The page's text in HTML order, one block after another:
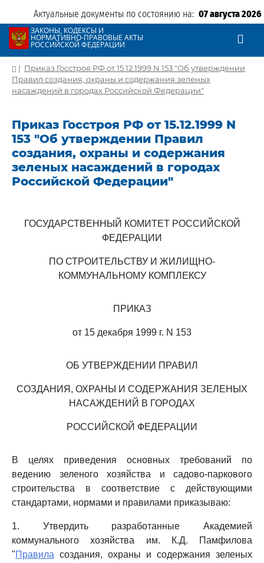
Актуальные документы по состоянию на: 07 августа 2026
ЗАКОНЫ, КОДЕКСЫ И
НОРМАТИВНО-ПРАВОВЫЕ АКТЫ
РОССИЙСКОЙ ФЕДЕРАЦИИ
| Приказ Госстроя РФ от 15.12.1999 N 153 "Об утверждении
Правил создания, охраны и содержания зеленых
насаждений в городах Российской Федерации"
Приказ Госстроя РФ от 15.12.1999 N
153 "Об утверждении Правил
создания, охраны и содержания
зеленых насаждений в городах
Российской Федерации"
ГОСУДАРСТВЕННЫЙ КОМИТЕТ РОССИЙСКОЙ
ФЕДЕРАЦИИ
ПО СТРОИТЕЛЬСТВУ И ЖИЛИЩНО-
КОММУНАЛЬНОМУ КОМПЛЕКСУ
ПРИКАЗ
от 15 декабря 1999 г. N 153
ОБ УТВЕРЖДЕНИИ ПРАВИЛ
СОЗДАНИЯ, ОХРАНЫ И СОДЕРЖАНИЯ ЗЕЛЕНЫХ
НАСАЖДЕНИЙ В ГОРОДАХ
РОССИЙСКОЙ ФЕДЕРАЦИИ
В целях приведения основных требований по
ведению зеленого хозяйства и садово-паркового
строительства в соответствие с действующими
стандартами, нормами и правилами приказываю:
1. Утвердить разработанные Академией
коммунального хозяйства им. К.Д. Памфилова
"Правила создания, охраны и содержания зеленых